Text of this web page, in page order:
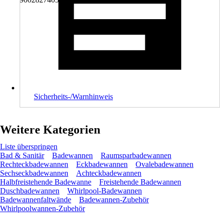
Sicherheits-/Warnhinweis
Weitere Kategorien
Liste überspringen
Bad & Sanitär
Badewannen
Raumsparbadewannen
Rechteckbadewannen
Eckbadewannen
Ovalebadewannen
Sechseckbadewannen
Achteckbadewannen
Halbfreistehende Badewanne
Freistehende Badewannen
Duschbadewannen
Whirlpool-Badewannen
Badewannenfaltwände
Badewannen-Zubehör
Whirlpoolwannen-Zubehör